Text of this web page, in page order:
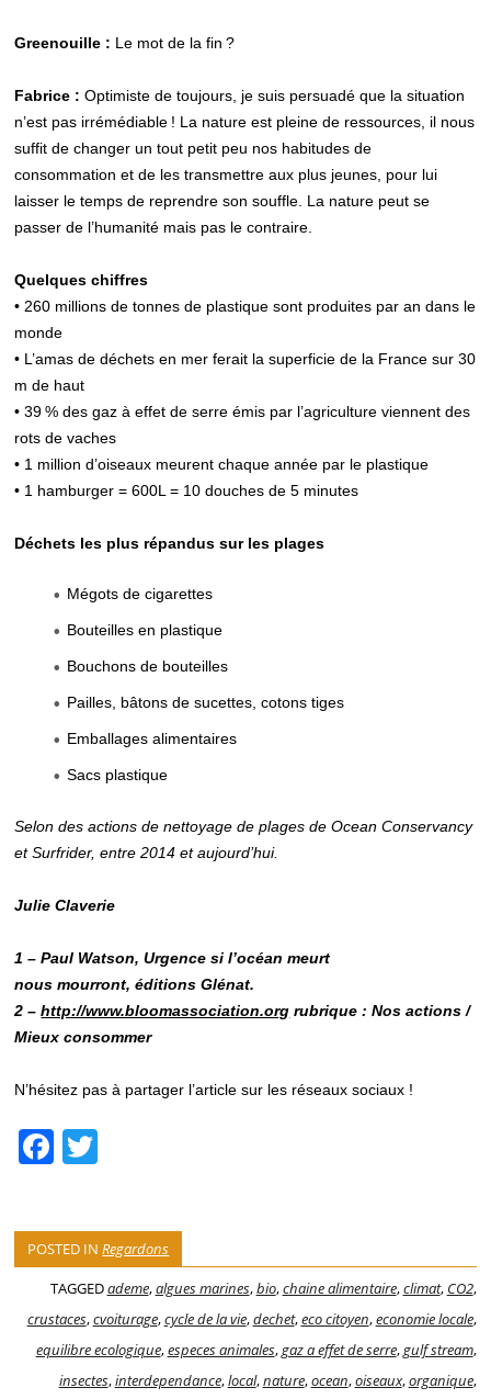
Greenouille : Le mot de la fin ?
Fabrice : Optimiste de toujours, je suis persuadé que la situation
n’est pas irrémédiable ! La nature est pleine de ressources, il nous
suffit de changer un tout petit peu nos habitudes de
consommation et de les transmettre aux plus jeunes, pour lui
laisser le temps de reprendre son souffle. La nature peut se
passer de l’humanité mais pas le contraire.
Quelques chiffres
• 260 millions de tonnes de plastique sont produites par an dans le
monde
• L’amas de déchets en mer ferait la superficie de la France sur 30
m de haut
• 39 % des gaz à effet de serre émis par l’agriculture viennent des
rots de vaches
• 1 million d’oiseaux meurent chaque année par le plastique
• 1 hamburger = 600L = 10 douches de 5 minutes
Déchets les plus répandus sur les plages
Mégots de cigarettes
Bouteilles en plastique
Bouchons de bouteilles
Pailles, bâtons de sucettes, cotons tiges
Emballages alimentaires
Sacs plastique
Selon des actions de nettoyage de plages de Ocean Conservancy
et Surfrider, entre 2014 et aujourd’hui.
Julie Claverie
1 – Paul Watson, Urgence si l’océan meurt
nous mourront, éditions Glénat.
2 –http://www.bloomassociation.org rubrique : Nos actions /
Mieux consommer
N’hésitez pas à partager l’article sur les réseaux sociaux !
F
e
b
o
o
er
POSTED INRegardons
TAGGEDademe,algues marines,bio,chaine alimentaire,climat, CO2,
crustaces,cvoiturage,cycle de la vie,dechet,eco citoyen,economie locale,
equilibre ecologique,especes animales,gaz a effet de serre,gulf stream,
insectes,interdependance,local,nature,ocean,oiseaux,organique,